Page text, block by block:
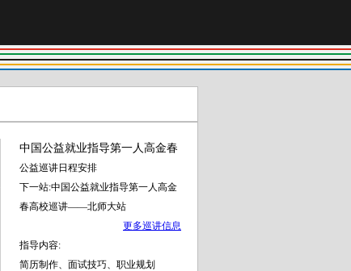
中国公益就业指导第一人高金春
公益巡讲日程安排
下一站:中国公益就业指导第一人高金
春高校巡讲——北师大站
更多巡讲信息
指导内容:
简历制作、面试技巧、职业规划